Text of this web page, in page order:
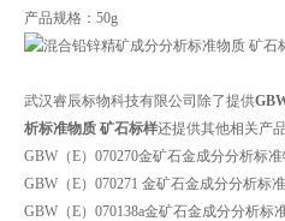
产品规格：50g
武汉睿辰标物科技有限公司除了提供
析标准物质 矿石标样还提供其他相关产品
GBW（E）070270金矿石金成分分析标
GBW（E）070271 金矿石金成分分析标
GBW（E）070138a金矿石金成分分析标